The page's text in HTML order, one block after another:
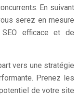
En suivant
serez en mesure
efficace et de
vers une stratégie
Prenez les
de votre site